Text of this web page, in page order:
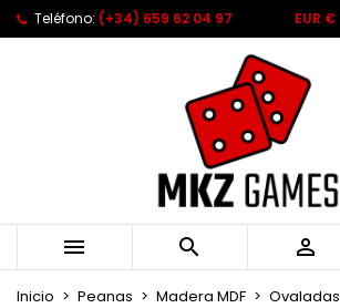
Teléfono: (+34) 659 62 04 97 EUR €
  
Inicio Peanas Madera MDF Ovaladas